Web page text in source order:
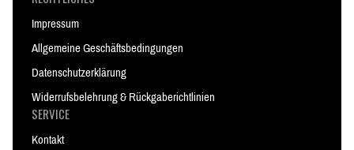
Impressum
Allgemeine Geschäftsbedingungen
Datenschutzerklärung
Widerrufsbelehrung & Rückgaberichtlinien
SERVICE
Kontakt